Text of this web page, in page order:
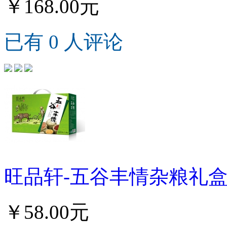
￥168.00元
已有 0 人评论
旺品轩-五谷丰情杂粮礼
￥58.00元